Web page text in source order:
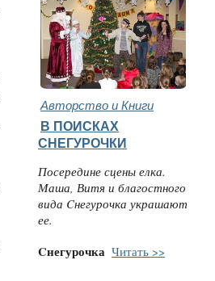
Авторство и Книги
В ПОИСКАХ
СНЕГУРОЧКИ
Посередине сцены елка.
Маша, Витя и благостного
вида Cнегурочка украшают
ее.
Cнегурочка Читать >>